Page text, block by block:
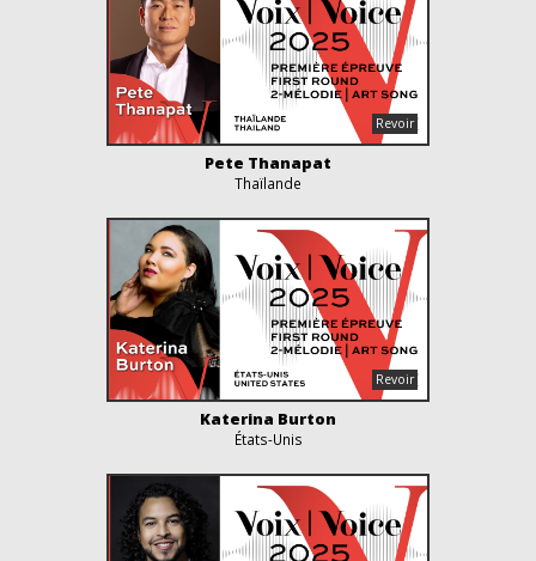
Pete Thanapat
Thaïlande
Katerina Burton
États-Unis